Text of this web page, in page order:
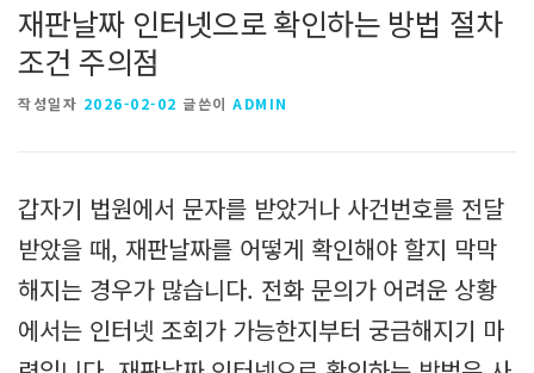
재판날짜 인터넷으로 확인하는 방법 절차
조건 주의점
작성일자 2026-02-02 글쓴이 ADMIN
갑자기 법원에서 문자를 받았거나 사건번호를 전달
받았을 때, 재판날짜를 어떻게 확인해야 할지 막막
해지는 경우가 많습니다. 전화 문의가 어려운 상황
에서는 인터넷 조회가 가능한지부터 궁금해지기 마